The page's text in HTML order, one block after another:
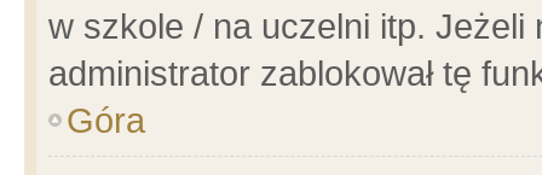
w szkole / na uczelni itp.
administrator zablokował tę
Góra